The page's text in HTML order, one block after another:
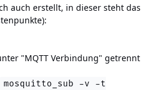
auch erstellt, in dieser steht das
"MQTT Verbindung" getrennt
mosquitto_sub -v -t